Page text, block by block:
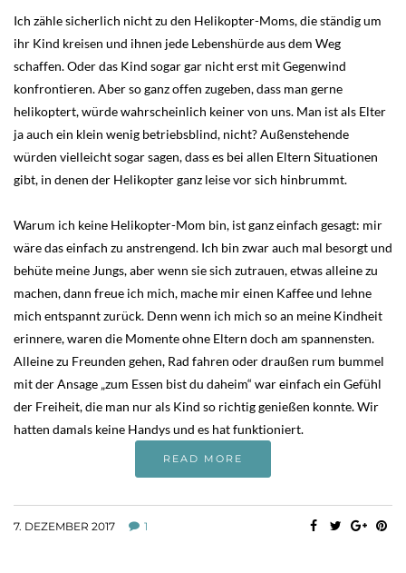
Ich zähle sicherlich nicht zu den Helikopter-Moms, die ständig um
ihr Kind kreisen und ihnen jede Lebenshürde aus dem Weg
schaffen. Oder das Kind sogar gar nicht erst mit Gegenwind
konfrontieren. Aber so ganz offen zugeben, dass man gerne
helikoptert, würde wahrscheinlich keiner von uns. Man ist als Elter
ja auch ein klein wenig betriebsblind, nicht? Außenstehende
würden vielleicht sogar sagen, dass es bei allen Eltern Situationen
gibt, in denen der Helikopter ganz leise vor sich hinbrummt.
Warum ich keine Helikopter-Mom bin, ist ganz einfach gesagt: mir
wäre das einfach zu anstrengend. Ich bin zwar auch mal besorgt und
behüte meine Jungs, aber wenn sie sich zutrauen, etwas alleine zu
machen, dann freue ich mich, mache mir einen Kaffee und lehne
mich entspannt zurück. Denn wenn ich mich so an meine Kindheit
erinnere, waren die Momente ohne Eltern doch am spannensten.
Alleine zu Freunden gehen, Rad fahren oder draußen rum bummel
mit der Ansage „zum Essen bist du daheim“ war einfach ein Gefühl
der Freiheit, die man nur als Kind so richtig genießen konnte. Wir
hatten damals keine Handys und es hat funktioniert.
READ MORE
7. DEZEMBER 2017 1